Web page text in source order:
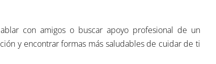
con amigos o buscar apoyo profesional de un
y encontrar formas más saludables de cuidar de ti